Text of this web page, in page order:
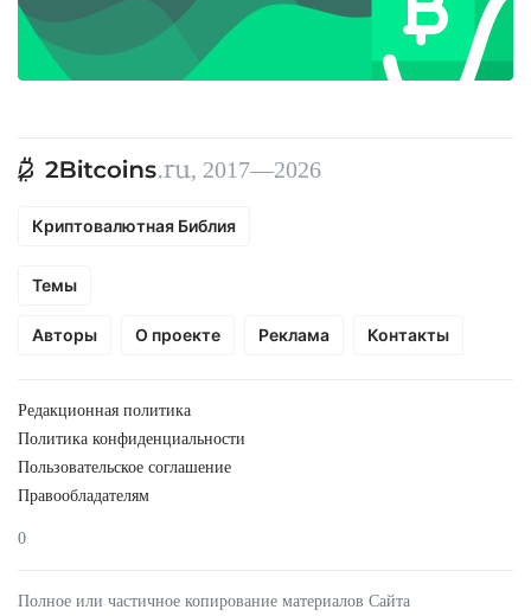
, 2017—2026
Криптовалютная Библия
Темы
Авторы О проекте Реклама Контакты
Редакционная политика
Политика конфиденциальности
Пользовательское соглашение
Правообладателям
0
Полное или частичное копирование материалов Сайта